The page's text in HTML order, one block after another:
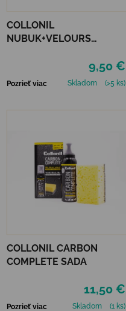
COLLONIL
NUBUK+VELOURS
9,50 €
Pozrieť viac Skladom (>5 ks)
COLLONIL CARBON
COMPLETE SADA
11,50 €
Pozrieť viac Skladom (1 ks)